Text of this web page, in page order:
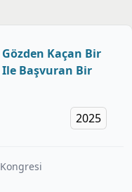
Kaçan Bir
Başvuran Bir
2025